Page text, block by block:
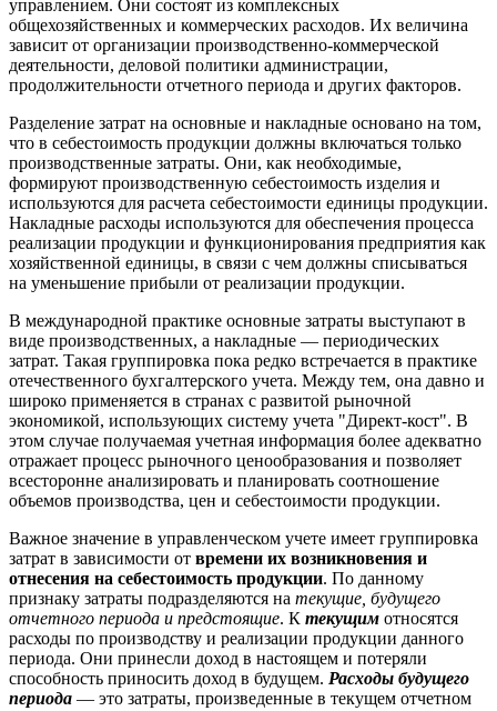
управлением. Они состоят из комплексных
общехозяйственных и коммерческих расходов. Их величина
зависит от организации производственно-коммерческой
деятельности, деловой политики администрации,
продолжительности отчетного периода и других факторов.
Разделение затрат на основные и накладные основано на том,
что в себестоимость продукции должны включаться только
производственные затраты. Они, как необходимые,
формируют производственную себестоимость изделия и
используются для расчета себестоимости единицы продукции.
Накладные расходы используются для обеспечения процесса
реализации продукции и функционирования предприятия как
хозяйственной единицы, в связи с чем должны списываться
на уменьшение прибыли от реализации продукции.
В международной практике основные затраты выступают в
виде производственных, а накладные — периодических
затрат. Такая группировка пока редко встречается в практике
отечественного бухгалтерского учета. Между тем, она давно и
широко применяется в странах с развитой рыночной
экономикой, использующих систему учета "Директ-кост". В
этом случае получаемая учетная информация более адекватно
отражает процесс рыночного ценообразования и позволяет
всесторонне анализировать и планировать соотношение
объемов производства, цен и себестоимости продукции.
Важное значение в управленческом учете имеет группировка
затрат в зависимости от времени их возникновения и
отнесения на себестоимость продукции. По данному
признаку затраты подразделяются на текущие, будущего
отчетного периода и предстоящие. К текущим относятся
расходы по производству и реализации продукции данного
периода. Они принесли доход в настоящем и потеряли
способность приносить доход в будущем. Расходы будущего
периода — это затраты, произведенные в текущем отчетном